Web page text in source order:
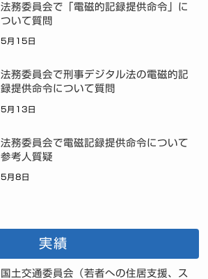
法務委員会で「電磁的記録提供命令」に
ついて質問
5月15日
法務委員会で刑事デジタル法の電磁的記
録提供命令について質問
5月13日
法務委員会で電磁記録提供命令について
参考人質疑
5月8日
実績
国土交通委員会（若者への住居支援、ス